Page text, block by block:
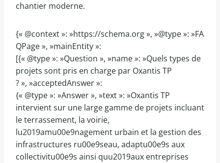
chantier moderne.
{« @context »: »https://schema.org », »@type »: »FA
QPage », »mainEntity »:
[{« @type »: »Question », »name »: »Quels types de
projets sont pris en charge par Oxantis TP
? », »acceptedAnswer »:
{« @type »: »Answer », »text »: »Oxantis TP
intervient sur une large gamme de projets incluant
le terrassement, la voirie,
lu2019amu00e9nagement urbain et la gestion des
infrastructures ru00e9seau, adaptu00e9s aux
collectivitu00e9s ainsi quu2019aux entreprises